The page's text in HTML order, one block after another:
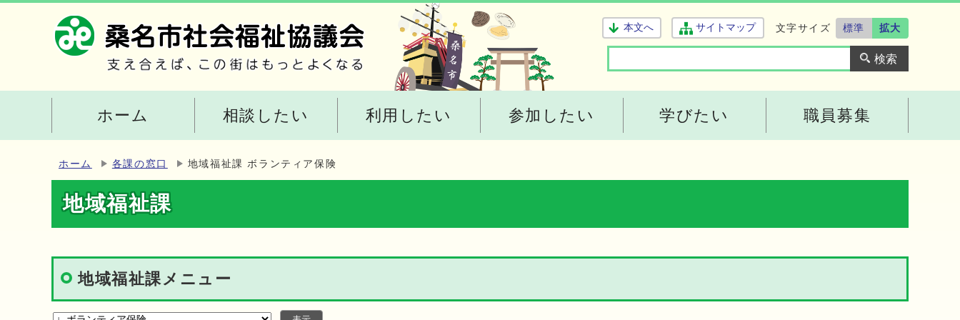
本文へ サイトマップ 文字サイズ 標準 拡大
ホーム 相談したい 利用したい 参加したい 学びたい 職員募集
ホーム 各課の窓口 地域福祉課 ボランティア保険
地域福祉課
地域福祉課メニュー